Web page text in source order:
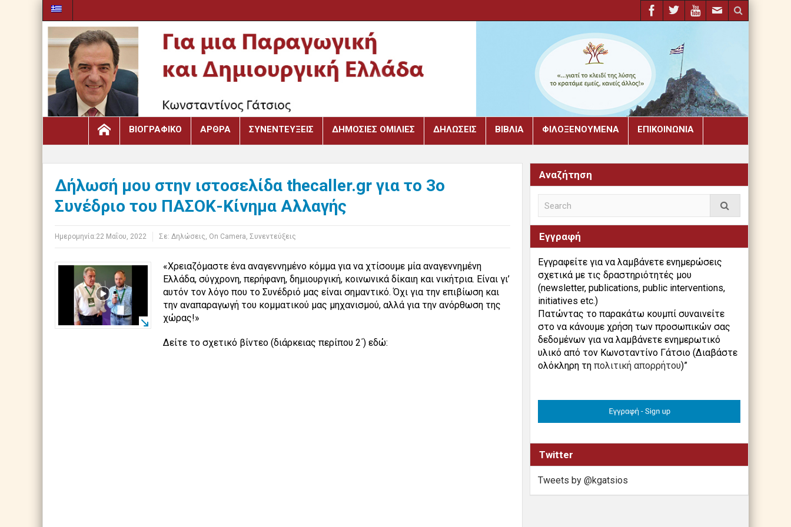
ΒΙΟΓΡΑΦΙΚΌ ΆΡΘΡΑ ΣΥΝΕΝΤΕΎΞΕΙΣ ΔΗΜΌΣΙΕΣ ΟΜΙΛΊΕΣ ΔΗΛΏΣΕΙΣ ΒΙΒΛΙΑ ΦΙΛΟΞΕΝΟΎΜΕΝΑ ΕΠΙΚΟΙΝΩΝΊΑ
Δήλωσή μου στην ιστοσελίδα thecaller.gr για το 3ο
Συνέδριο του ΠΑΣΟΚ-Κίνημα Αλλαγής
Ημερομηνία:22 Μαΐου, 2022 Σε: Δηλώσεις, Οn Camera, Συνεντεύξεις
«Χρειαζόμαστε ένα αναγεννημένο κόμμα για να χτίσουμε μία αναγεννημένη
Ελλάδα, σύγχρονη, περήφανη, δημιουργική, κοινωνικά δίκαιη και νικήτρια. Είναι γι’
αυτόν τον λόγο που το Συνέδριό μας είναι σημαντικό. Όχι για την επιβίωση και
την αναπαραγωγή του κομματικού μας μηχανισμού, αλλά για την ανόρθωση της
χώρας!»
Δείτε το σχετικό βίντεο (διάρκειας περίπου 2΄) εδώ:
Αναζήτηση
Εγγραφή
Εγγραφείτε για να λαμβάνετε ενημερώσεις
σχετικά με τις δραστηριότητές μου
(newsletter, publications, public interventions,
initiatives etc.)
Πατώντας το παρακάτω κουμπί συναινείτε
στο να κάνουμε χρήση των προσωπικών σας
δεδομένων για να λαμβάνετε ενημερωτικό
υλικό από τον Κωνσταντίνο Γάτσιο (Διαβάστε
ολόκληρη τη πολιτική απορρήτου)”
Twitter
Tweets by @kgatsios